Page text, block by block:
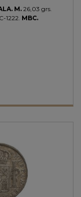
M. 26,03 grs.
1222. MBC.